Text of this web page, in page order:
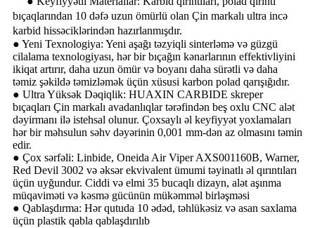
bıçaqlarından 10 dəfə uzun ömürlü olan Çin markalı ultra incə
karbid hissəciklərindən hazırlanmışdır.
● Yeni Texnologiya: Yeni aşağı təzyiqli sinterləmə və güzgü
cilalama texnologiyası, hər bir bıçağın kənarlarının effektivliyini
ikiqat artırır, daha uzun ömür və boyanı daha sürətli və daha
təmiz şəkildə təmizləmək üçün xüsusi karbon polad qarışığıdır.
● Ultra Yüksək Dəqiqlik: HUAXIN CARBIDE skreper
bıçaqları Çin markalı avadanlıqlar tərəfindən beş oxlu CNC alət
dəyirmanı ilə istehsal olunur. Çoxsaylı əl keyfiyyət yoxlamaları
hər bir məhsulun səhv dəyərinin 0,001 mm-dən az olmasını təmin
edir.
● Çox sərfəli: Linbide, Oneida Air Viper AXS001160B, Warner,
Red Devil 3002 və əksər ekvivalent ümumi təyinatlı əl qırıntıları
üçün uyğundur. Ciddi və elmi 35 bucaqlı dizayn, alət aşınma
müqaviməti və kəsmə gücünün mükəmməl birləşməsi
● Qablaşdırma: Hər qutuda 10 ədəd, təhlükəsiz və asan saxlama
üçün plastik qabla qablaşdırılıb